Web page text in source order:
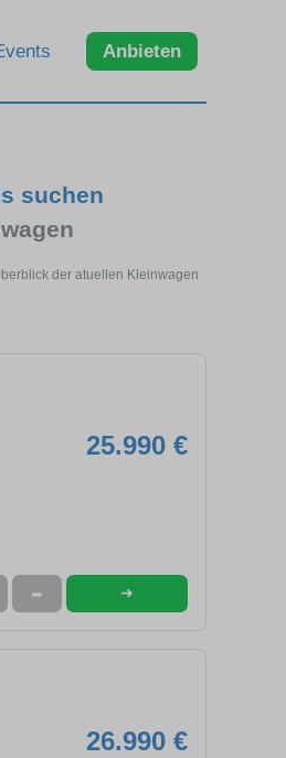
Anbieten
suchen
der atuellen Kleinwagen
25.990 €
➦ ➜
26.990 €